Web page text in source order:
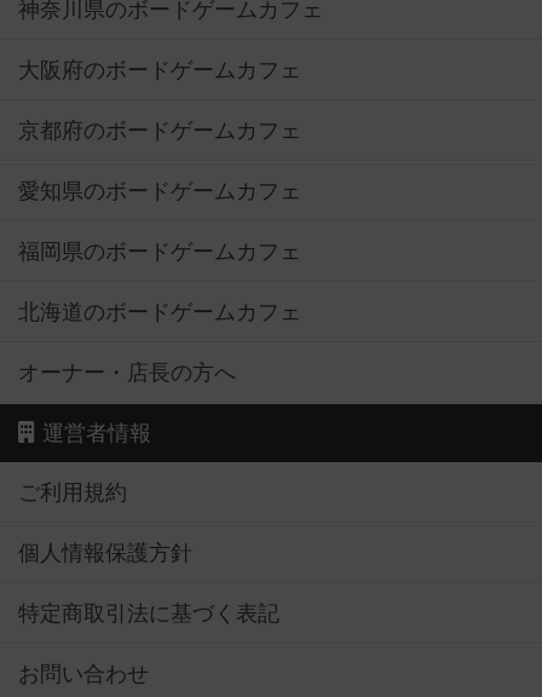
神奈川県のボードゲームカフェ
大阪府のボードゲームカフェ
京都府のボードゲームカフェ
愛知県のボードゲームカフェ
福岡県のボードゲームカフェ
北海道のボードゲームカフェ
オーナー・店長の方へ
運営者情報
ご利用規約
個人情報保護方針
特定商取引法に基づく表記
お問い合わせ